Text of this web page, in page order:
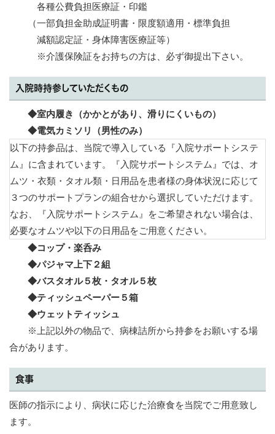
各種公費負担医療証・印鑑
（一部負担金助成証明書・限度額適用・標準負担
減額認定証・身体障害医療証等）
※介護保険証をお持ちの方は、必ず御提出下さい。
入院時持参していただくもの
◆室内履き（かかとがあり、滑りにくいもの）
◆電気カミソリ（男性のみ）
以下の持参品は、当院で導入している『入院サポートシステ
ム』に含まれています。『入院サポートシステム』では、オ
ムツ・衣類・タオル類・日用品を患者様の身体状況に応じて
３つのサポートプランの組合せから選択していただけます。
なお、『入院サポートシステム』をご希望されない場合は、
必要なオムツや以下の日用品をご用意く ださい。
◆コップ・楽呑み
◆パジャマ上下２組
◆バスタオル５枚・タオル５枚
◆ティッシュペーパー５箱
◆ウェットティッシュ
※上記以外の物品で、病棟詰所から持参をお願いする場
合があります。
食事
医師の指示により、病状に応じた治療食を当院でご用意致し
ます。